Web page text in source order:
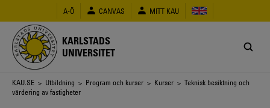
huvudinnehåll
A-Ö CANVAS MITT KAU
KARLSTADS
UNIVERSITET
Länkstig
KAU.SE > Utbildning > Program och kurser > Kurser > Teknisk besiktning och
värdering av fastigheter